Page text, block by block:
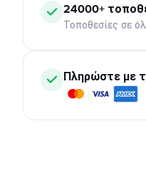
24000+
Τοποθεσίες σε
Πληρώστε με